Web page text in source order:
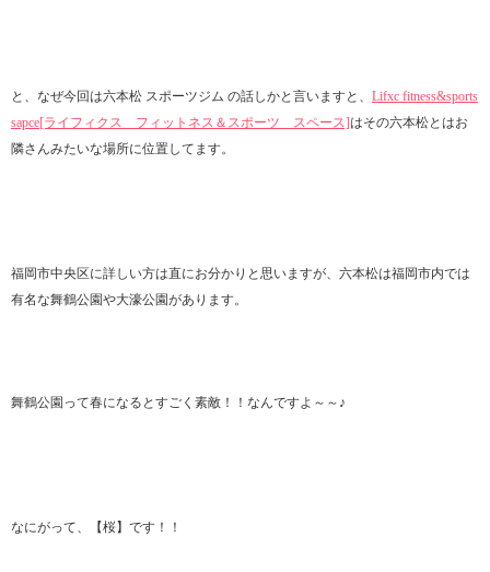
と、なぜ今回は六本松 スポーツジム の話しかと言いますと、 Lifxc fitness&sports
sapce[ライフィクス フィットネス＆スポーツ スペース]はその六本松とはお
隣さんみたいな場所に位置してます。
福岡市中央区に詳しい方は直にお分かりと思いますが、六本松は福岡市内では
有名な舞鶴公園や大濠公園があります。
舞鶴公園って春になるとすごく素敵！！なんですよ～～♪
なにがって、【桜】です！！